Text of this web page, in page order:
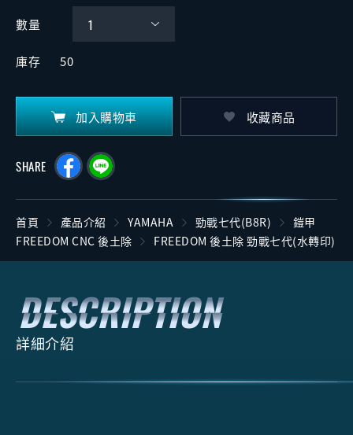
數量
庫存 50
加入購物車 收藏商品
SHARE
首頁 產品介紹 YAMAHA 勁戰七代(B8R)
鎧甲
FREEDOM CNC 後土除
FREEDOM 後土除 勁戰七代(水轉印)
詳細介紹